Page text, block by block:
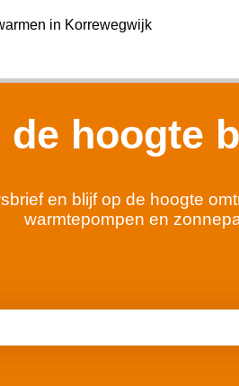
in Korrewegwijk
de hoogte
en blijf op de hoogte
warmtepompen en